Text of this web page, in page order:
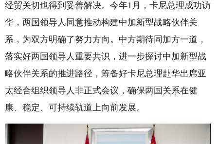
经贸关切也得到妥善解决。今年1月，卡尼总理成功访
华，两国领导人同意推动构建中加新型战略伙伴关
系，为双方明确了努力方向。中方期待同加方一道，
落实好两国领导人重要共识，进一步探讨中加新型战
略伙伴关系的推进路径，筹备好卡尼总理赴华出席亚
太经合组织领导人非正式会议，确保两国关系在健
康、稳定、可持续轨道上向前发展。